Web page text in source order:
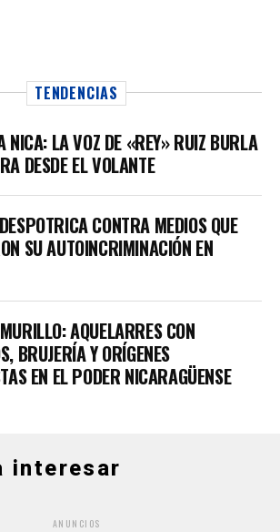
TENDENCIAS
NICA: LA VOZ DE «REY» RUIZ BURLA
DESDE EL VOLANTE
CONTRA MEDIOS QUE
SU AUTOINCRIMINACIÓN EN
AQUELARRES CON
BRUJERÍA Y ORÍGENES
EN EL PODER NICARAGÜENSE
interesar
ANUNCIOS